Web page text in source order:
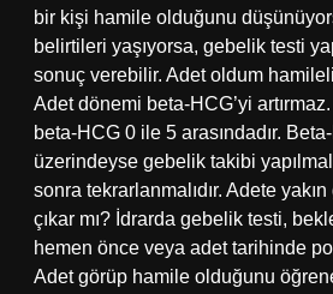
bir kişi hamile olduğunu
belirtileri yaşıyorsa, gebelik testi
sonuç verebilir. Adet oldum
Adet dönemi beta-HCG’yi
beta-HCG 0 ile 5 arasındadır.
üzerindeyse gebelik takibi
sonra tekrarlanmalıdır. Adete
çıkar mı? İdrarda gebelik testi,
hemen önce veya adet tarihinde
Adet görüp hamile olduğunu